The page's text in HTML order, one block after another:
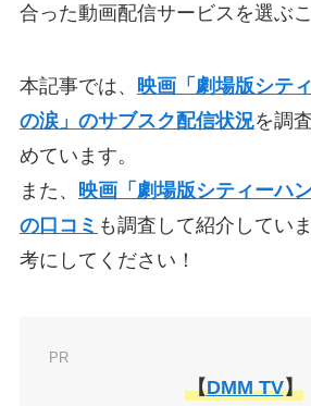
合った動画配信サービスを選ぶ
本記事では、 映画「劇場版シテ
の涙」のサブスク配信状況を調
めています。
また、 映画「劇場版シティーハ
の口コミ も調査して紹介してい
考にしてください！
PR
【DMM TV】